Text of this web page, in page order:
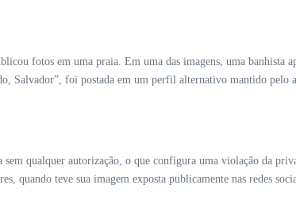
fotos em uma praia. Em uma das imagens, uma banhista
Salvador”, foi postada em um perfil alternativo mantido pelo
qualquer autorização, o que configura uma violação da
quando teve sua imagem exposta publicamente nas redes